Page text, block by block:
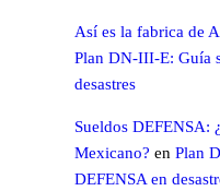
Así es la fabrica de
Plan DN-III-E: Guía
desastres
Sueldos DEFENSA:
Mexicano? en Plan
DEFENSA en